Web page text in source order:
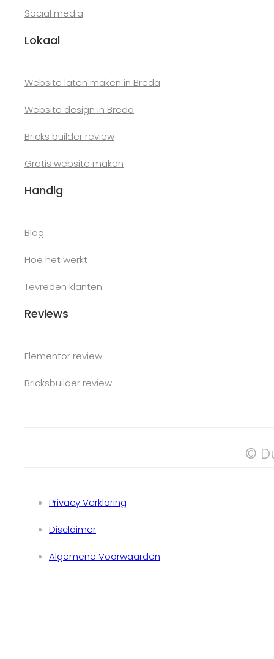
Social media
Lokaal
Website laten maken in Breda
Website design in Breda
Bricks builder review
Gratis website maken
Handig
Blog
Hoe het werkt
Tevreden klanten
Reviews
Elementor review
Bricksbuilder review
©
Privacy Verklaring
Disclaimer
Algemene Voorwaarden